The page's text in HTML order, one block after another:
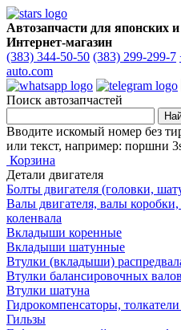
Автозапчасти для японских
Интернет-магазин
(383) 344-50-50 (383) 299-299-7
auto.com
Поиск автозапчастей
Вводите искомый номер без
или текст, например: поршни
Корзина
Детали двигателя
Болты двигателя (головки,
Валы двигателя, валы
коленвала
Вкладыши коренные
Вкладыши шатунные
Втулки (вкладыши)
Втулки балансировочных валов
Втулки шатуна
Гидрокомпенсаторы,
Гильзы